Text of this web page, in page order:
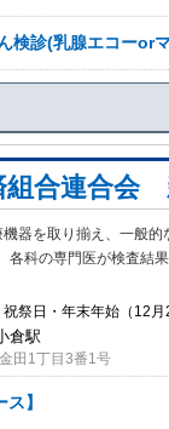
検診(乳腺エコーor
組合連合会
器を取り揃え、一般
各科の専門医が検査結
祭日・年末年始（12月
倉駅
田1丁目3番1号
】